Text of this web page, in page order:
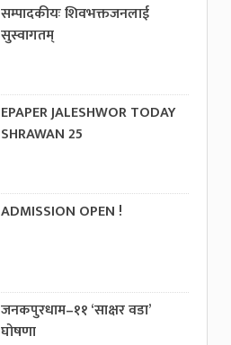
सम्पादकीयः शिवभक्तजनलाई
सुस्वागतम्
EPAPER JALESHWOR TODAY
SHRAWAN 25
ADMISSION OPEN !
जनकपुरधाम–११ ‘साक्षर वडा’
घोषणा